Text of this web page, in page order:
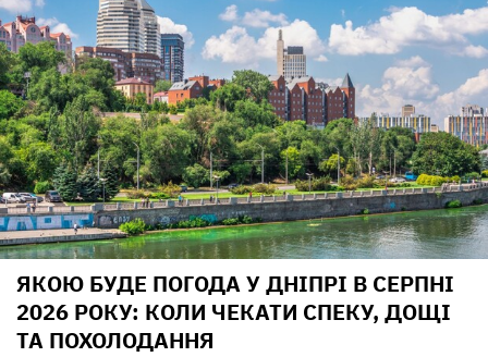
ЯКОЮ БУДЕ ПОГОДА У ДНІПРІ В СЕРПНІ
2026 РОКУ: КОЛИ ЧЕКАТИ СПЕКУ, ДОЩІ
ТА ПОХОЛОДАННЯ